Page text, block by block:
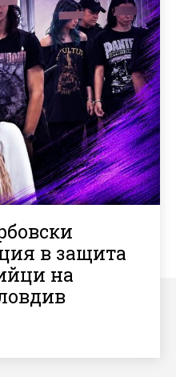
в защита
на